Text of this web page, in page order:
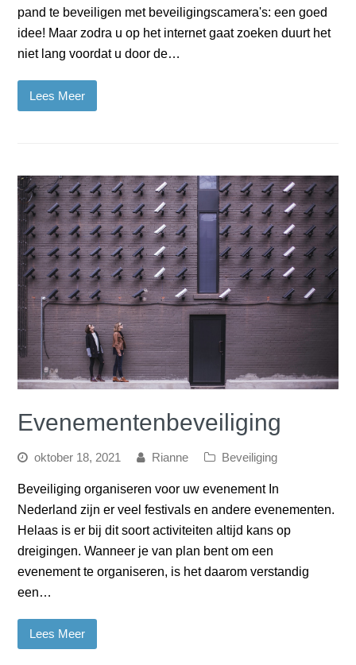
pand te beveiligen met beveiligingscamera's: een goed
idee! Maar zodra u op het internet gaat zoeken duurt het
niet lang voordat u door de…
Lees Meer
Evenementenbeveiliging
oktober 18, 2021 Rianne Beveiliging
Beveiliging organiseren voor uw evenement In
Nederland zijn er veel festivals en andere evenementen.
Helaas is er bij dit soort activiteiten altijd kans op
dreigingen. Wanneer je van plan bent om een
evenement te organiseren, is het daarom verstandig
een…
Lees Meer